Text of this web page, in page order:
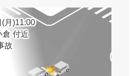
月)11:00
倉 付近
故